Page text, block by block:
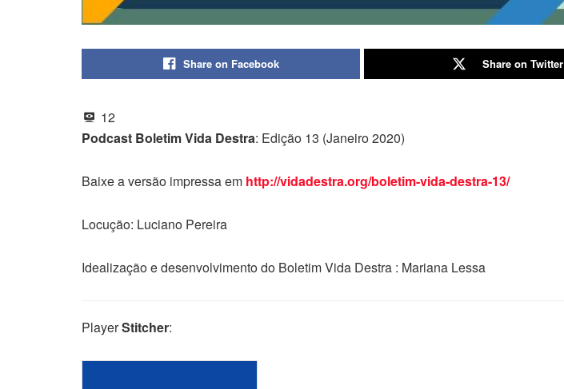
Share on Facebook Share on Twitter
12
Podcast Boletim Vida Destra: Edição 13 (Janeiro 2020)
Baixe a versão impressa em http://vidadestra.org/boletim-vida-destra-13/
Locução: Luciano Pereira
Idealização e desenvolvimento do Boletim Vida Destra : Mariana Lessa
PlayerStitcher: